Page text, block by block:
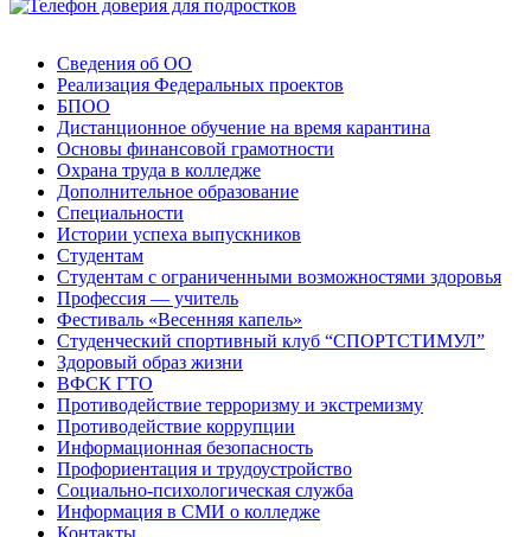
Сведения об ОО
Реализация Федеральных проектов
БПОО
Дистанционное обучение на время карантина
Основы финансовой грамотности
Охрана труда в колледже
Дополнительное образование
Специальности
Истории успеха выпускников
Студентам
Студентам с ограниченными возможностями здоровья
Профессия — учитель
Фестиваль «Весенняя капель»
Студенческий спортивный клуб “СПОРТСТИМУЛ”
Здоровый образ жизни
ВФСК ГТО
Противодействие терроризму и экстремизму
Противодействие коррупции
Информационная безопасность
Профориентация и трудоустройство
Социально-психологическая служба
Информация в СМИ о колледже
Контакты